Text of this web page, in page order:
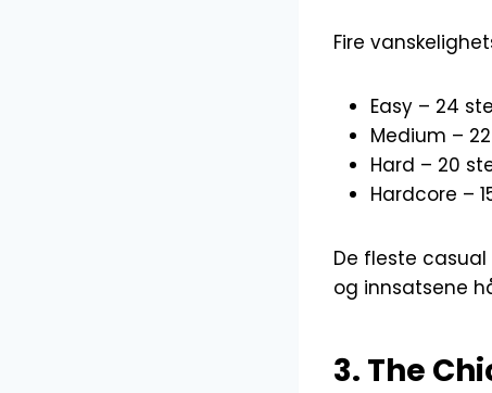
Fire
Easy – 24
Medium –
Hard – 20
Hardcore –
De fleste
og innsatsene
3. The